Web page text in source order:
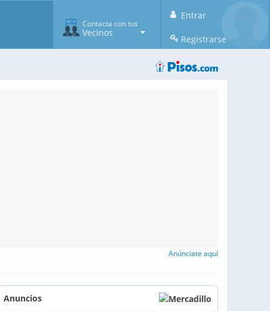
Entrar
Registrarse
Contacta con tus
Vecinos
Anúnciate aquí
Anuncios